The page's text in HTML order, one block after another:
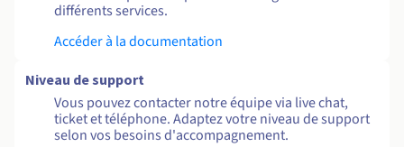
différents services.
Accéder à la documentation
Niveau de support
Vous pouvez contacter notre équipe via live chat,
ticket et téléphone. Adaptez votre niveau de support
selon vos besoins d'accompagnement.